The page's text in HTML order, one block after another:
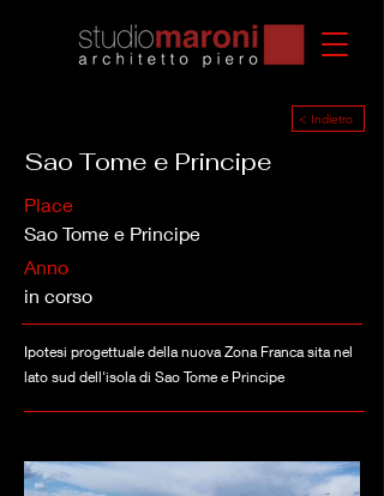
< Indietro
Sao Tome e Principe
Place
Sao Tome e Principe
Anno
in corso
Ipotesi progettuale della nuova Zona Franca sita nel
lato sud dell'isola di Sao Tome e Principe